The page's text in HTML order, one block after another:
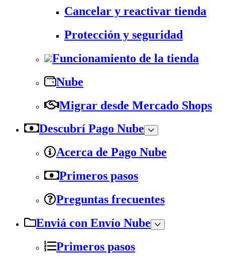
Cancelar y reactivar tienda
Protección y seguridad
Funcionamiento de la tienda
Nube
Migrar desde Mercado Shops
Descubrí Pago Nube
Acerca de Pago Nube
Primeros pasos
Preguntas frecuentes
Enviá con Envío Nube
Primeros pasos